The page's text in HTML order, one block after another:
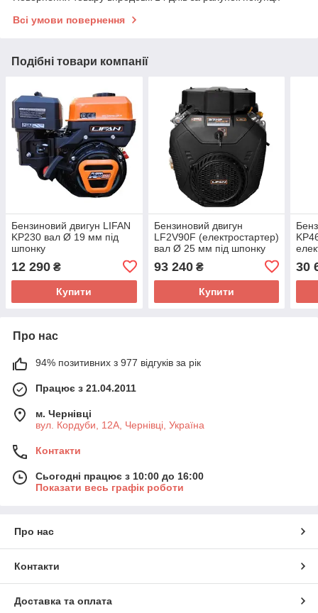
Всі умови повернення
Подібні товари компанії
Бензиновий двигун LIFAN
KP230 вал Ø 19 мм під
шпонку
12 290 ₴
Купити
Бензиновий двигун
LF2V90F (електростартер)
вал Ø 25 мм під шпонку
93 240₴
Купити
30
Про нас
94% позитивних з 977 відгуків за рік
Працює з 21.04.2011
м. Чернівці
вул. Кордуби, 12А, Чернівці, Україна
Контакти
Сьогодні працює з 10:00 до 16:00
Показати весь графік роботи
Про нас
Контакти
Доставка та оплата